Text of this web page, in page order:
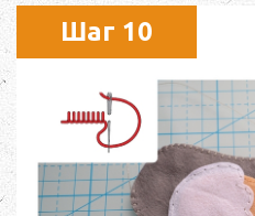
Шаг 10